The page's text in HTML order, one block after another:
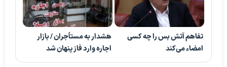
تفاهم آتش بس را چه کسی
امضاء می‌کند
هشدار به مستأجران / بازار
اجاره وارد فاز پنهان شد